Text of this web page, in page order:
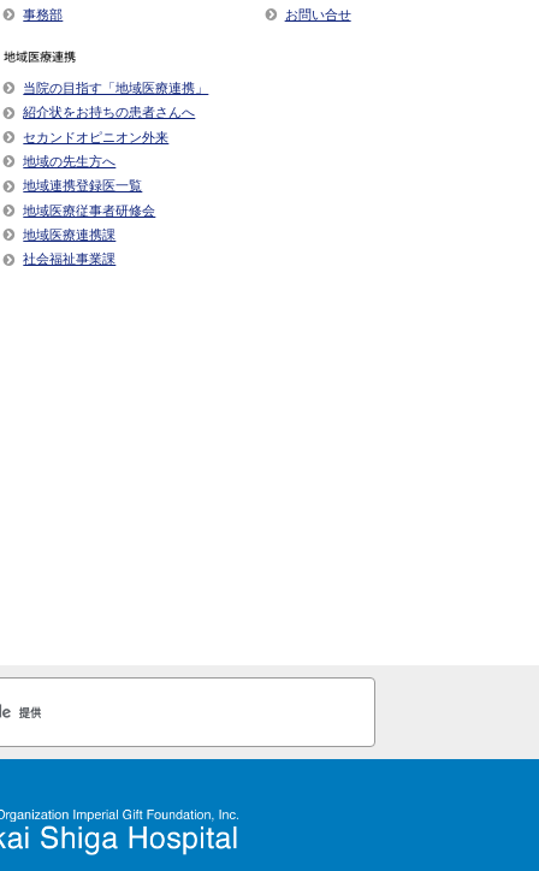
事務部
地域医療連携
当院の目指す「地域医療連携」
紹介状をお持ちの患者さんへ
セカンドオピニオン外来
地域の先生方へ
地域連携登録医一覧
地域医療従事者研修会
地域医療連携課
社会福祉事業課
お問い合せ